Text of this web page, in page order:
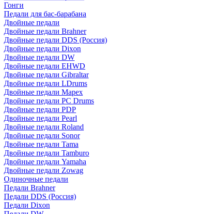
Гонги
Педали для бас-барабана
Двойные педали
Двойные педали Brahner
Двойные педали DDS (Россия)
Двойные педали Dixon
Двойные педали DW
Двойные педали EHWD
Двойные педали Gibraltar
Двойные педали LDrums
Двойные педали Mapex
Двойные педали PC Drums
Двойные педали PDP
Двойные педали Pearl
Двойные педали Roland
Двойные педали Sonor
Двойные педали Tama
Двойные педали Tamburo
Двойные педали Yamaha
Двойные педали Zowag
Одиночные педали
Педали Brahner
Педали DDS (Россия)
Педали Dixon